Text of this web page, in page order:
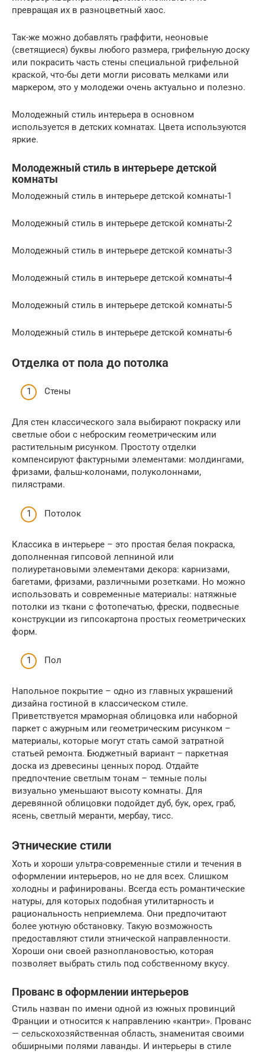
превращая их в разноцветный хаос.
Так-же можно добавлять граффити, неоновые
(светящиеся) буквы любого размера, грифельную доску
или покрасить часть стены специальной грифельной
краской, что-бы дети могли рисовать мелками или
маркером, это у молодежи очень актуально и полезно.
Молодежный стиль интерьера в основном
используется в детских комнатах. Цвета используются
яркие.
Молодежный стиль в интерьере детской
комнаты
Молодежный стиль в интерьере детской комнаты-1
Молодежный стиль в интерьере детской комнаты-2
Молодежный стиль в интерьере детской комнаты-3
Молодежный стиль в интерьере детской комнаты-4
Молодежный стиль в интерьере детской комнаты-5
Молодежный стиль в интерьере детской комнаты-6
Отделка от пола до потолка
Стены
Для стен классического зала выбирают покраску или
светлые обои с неброским геометрическим или
растительным рисунком. Простоту отделки
компенсируют фактурными элементами: молдингами,
фризами, фальш-колонами, полуколоннами,
пилястрами.
Потолок
Классика в интерьере – это простая белая покраска,
дополненная гипсовой лепниной или
полиуретановыми элементами декора: карнизами,
багетами, фризами, различными розетками. Но можно
использовать и современные материалы: натяжные
потолки из ткани с фотопечатью, фрески, подвесные
конструкции из гипсокартона простых геометрических
форм.
Пол
Напольное покрытие – одно из главных украшений
дизайна гостиной в классическом стиле.
Приветствуется мраморная облицовка или наборной
паркет с ажурным или геометрическим рисунком –
материалы, которые могут стать самой затратной
статьей ремонта. Бюджетный вариант – паркетная
доска из древесины ценных пород. Отдайте
предпочтение светлым тонам – темные полы
визуально уменьшают высоту комнаты. Для
деревянной облицовки подойдет дуб, бук, орех, граб,
ясень, светлый меранти, мербау, тисс.
Этнические стили
Хоть и хороши ультра-современные стили и течения в
оформлении интерьеров, но не для всех. Слишком
холодны и рафинированы. Всегда есть романтические
натуры, для которых подобная утилитарность и
рациональность неприемлема. Они предпочитают
более уютную обстановку. Такую возможность
предоставляют стили этнической направленности.
Хороши они своей разноплановостью, которая
позволяет выбрать стиль под собственному вкусу.
Прованс в оформлении интерьеров
Стиль назван по имени одной из южных провинций
Франции и относится к направлению «кантри». Прованс
— сельскохозяйственная область, знаменитая своими
обширными полями лаванды. И интерьеры в стиле